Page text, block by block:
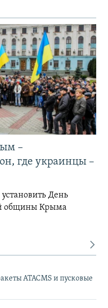
–
где украинцы –
День
общины Крыма
ATACMS и пусковые